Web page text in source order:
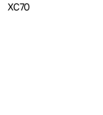
XC70